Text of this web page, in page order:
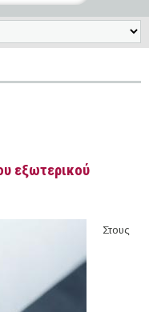
εξωτερικού
Στους